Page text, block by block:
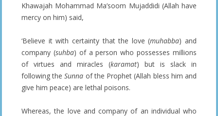
Khawajah Mohammad Ma’soom Mujaddidi (Allah have
mercy on him) said,
‘Believe it with certainty that the love (muhabba) and
company (suhba) of a person who possesses millions
of virtues and miracles (karamat) but is slack in
following theSunna of the Prophet (Allah bless him and
give him peace) are lethal poisons.
Whereas, the love and company of an individual who